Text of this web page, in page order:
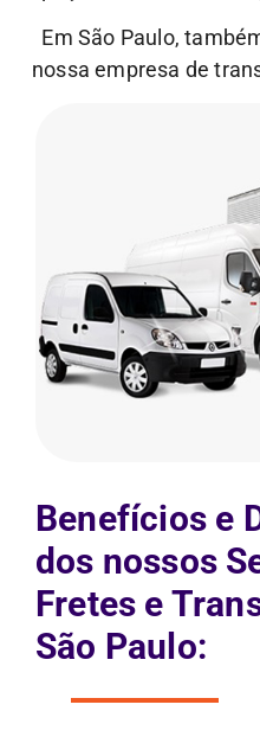
Em São Paulo,
nossa empresa de
Benefícios e
dos nossos
Fretes e
São Paulo: